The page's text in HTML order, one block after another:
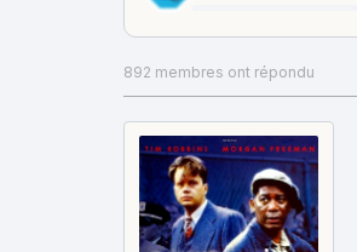
892 membres ont répondu